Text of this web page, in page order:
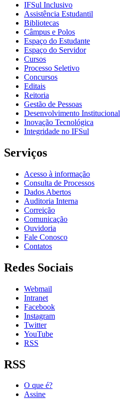
IFSul Inclusivo
Assistência Estudantil
Bibliotecas
Câmpus e Polos
Espaço do Estudante
Espaço do Servidor
Cursos
Processo Seletivo
Concursos
Editais
Reitoria
Gestão de Pessoas
Desenvolvimento Institucional
Inovação Tecnológica
Integridade no IFSul
Serviços
Acesso à informação
Consulta de Processos
Dados Abertos
Auditoria Interna
Correição
Comunicação
Ouvidoria
Fale Conosco
Contatos
Redes Sociais
Webmail
Intranet
Facebook
Instagram
Twitter
YouTube
RSS
RSS
O que é?
Assine